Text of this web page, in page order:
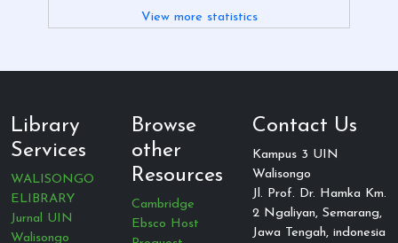
View more statistics
Library
Services
WALISONGO
ELIBRARY
Jurnal UIN
Walisongo
Browse
other
Resources
Cambridge
Ebsco Host
Contact Us
Kampus 3 UIN
Walisongo
Jl. Prof. Dr. Hamka Km.
2 Ngaliyan, Semarang,
Jawa Tengah, indonesia